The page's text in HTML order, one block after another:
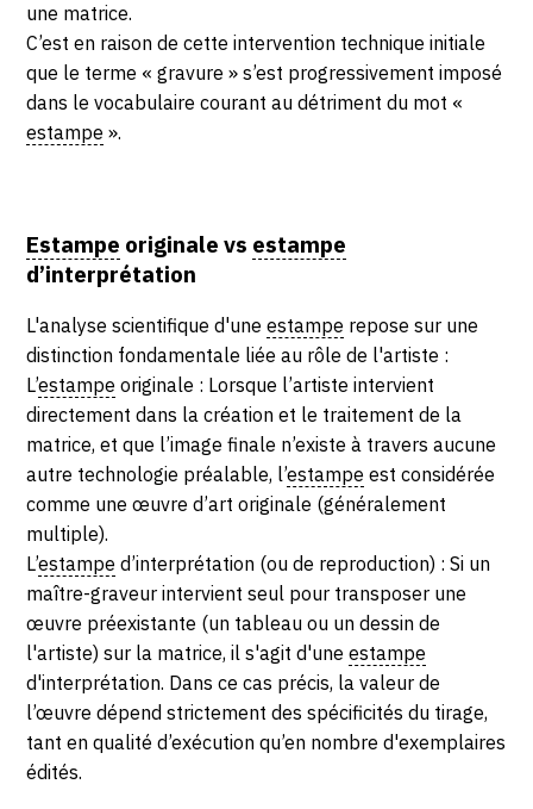
CRÉER SON CATALOGUE RAISONNÉ
ABONNEMENTS DÉDIÉS AUX GALERISTES
PUBLIER SES EXPOSITIONS
DEVENIR CONTRIBUTEUR
À PROPOS
L'ÉQUIPE OAM
À PROPOS D'OAM
CGU
CGV
SUIVEZ-NOUS
une matrice.
C’est en raison de cette intervention technique initiale
que le terme « gravure » s’est progressivement imposé
dans le vocabulaire courant au détriment du mot «
estampe ».
Estampe originale vs estampe
d’interprétation
L'analyse scientifique d'uneestampe repose sur une
distinction fondamentale liée au rôle de l'artiste :
L’estampe originale : Lorsque l’artiste intervient
directement dans la création et le traitement de la
matrice, et que l’image finale n’existe à travers aucune
autre technologie préalable, l’estampe est considérée
comme une œuvre d’art originale (généralement
multiple).
L’estampe d’interprétation (ou de reproduction) : Si un
maître-graveur intervient seul pour transposer une
œuvre préexistante (un tableau ou un dessin de
l'artiste) sur la matrice, il s'agit d'uneestampe
d'interprétation. Dans ce cas précis, la valeur de
l’œuvre dépend strictement des spécificités du tirage,
tant en qualité d’exécution qu’en nombre d'exemplaires
édités.